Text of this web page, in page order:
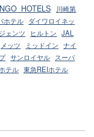
川崎第
ホテル ダイワロイネッ
ェンツ ヒルトン JAL
メッツ ミッドイン ナイ
サンロイヤル スーパ
テル 東急REIホテル